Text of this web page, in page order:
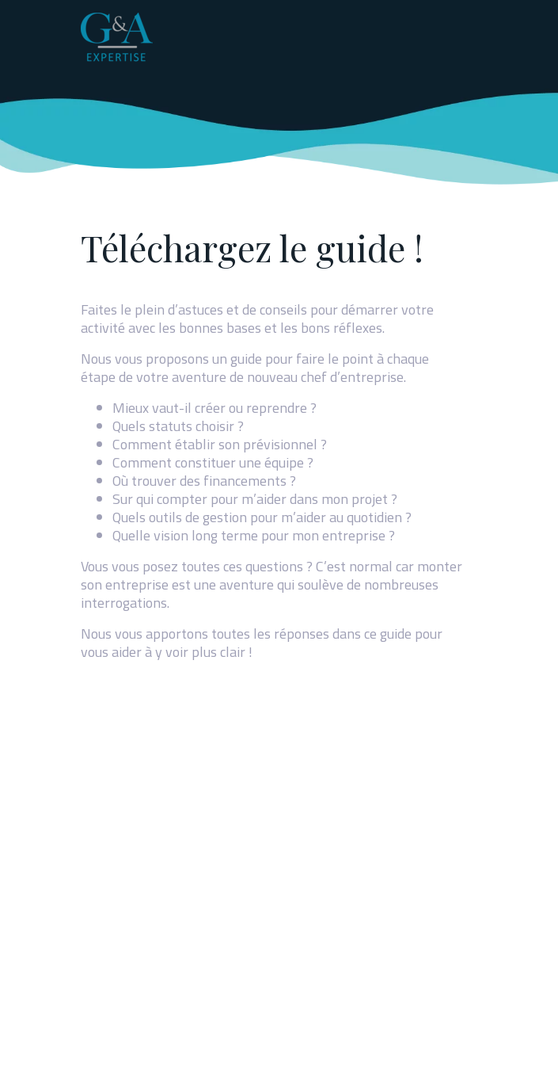
Téléchargez le guide !
Faites le plein d’astuces et de conseils pour démarrer votre
activité avec les bonnes bases et les bons réflexes.
Nous vous proposons un guide pour faire le point à chaque
étape de votre aventure de nouveau chef d’entreprise.
Mieux vaut-il créer ou reprendre ?
Quels statuts choisir ?
Comment établir son prévisionnel ?
Comment constituer une équipe ?
Où trouver des financements ?
Sur qui compter pour m’aider dans mon projet ?
Quels outils de gestion pour m’aider au quotidien ?
Quelle vision long terme pour mon entreprise ?
Vous vous posez toutes ces questions ? C’est normal car monter
son entreprise est une aventure qui soulève de nombreuses
interrogations.
Nous vous apportons toutes les réponses dans ce guide pour
vous aider à y voir plus clair !
Panneau de gestion des cookies